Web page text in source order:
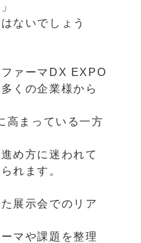
ないでしょう
ァーマDX EXPO
くの企業様から
高まっている一方
め方に迷われて
れます。
展示会でのリア
マや課題を整理